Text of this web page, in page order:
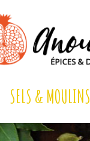
SELS & MOULINS